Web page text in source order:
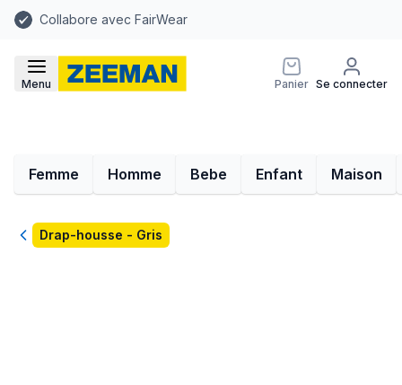
Collabore avec FairWear
Menu Panier Se connecter
Femme Homme Bebe Enfant Maison
RetourDrap-housse - Gris